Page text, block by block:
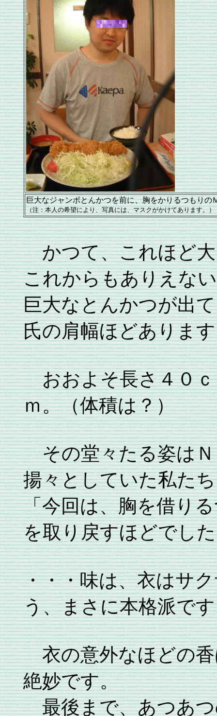
巨大なジャンボとんかつを前に、胸をかりるつもりの
（注：本人の希望により、写真には、マスクがかけてあります。）
かつて、これほど大
これからもありえな
巨大なとんかつが出
氏の肩幅ほどありま
おおよそ長さ４０ｃ
ｍ。（体積は？）
その堂々たる姿はＮ
揚々としていた私た
「今回は、胸を借り
を取り戻すほどでし
・・・味は、衣はサ
う、まさに本格派で
衣の意外なほどの香
絶妙です。
最後まで、あつあつ